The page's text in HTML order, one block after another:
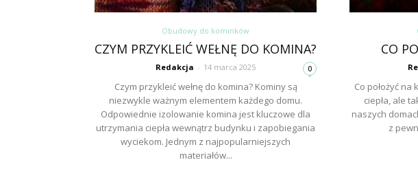
Obudowy do kominków
CZYM PRZYKLEIĆ WEŁNĘ DO KOMINA?
Redakcja - 14 marca 2025 0
Czym przykleić wełnę do komina? Kominy są
niezwykle ważnym elementem każdego domu.
Odpowiednie izolowanie komina jest kluczowe dla
utrzymania ciepła wewnątrz budynku i zapobiegania
wyciekom. Jednym z najpopularniejszych
materiałów...
CO
Co położyć na
ciepła, ale
naszych
z